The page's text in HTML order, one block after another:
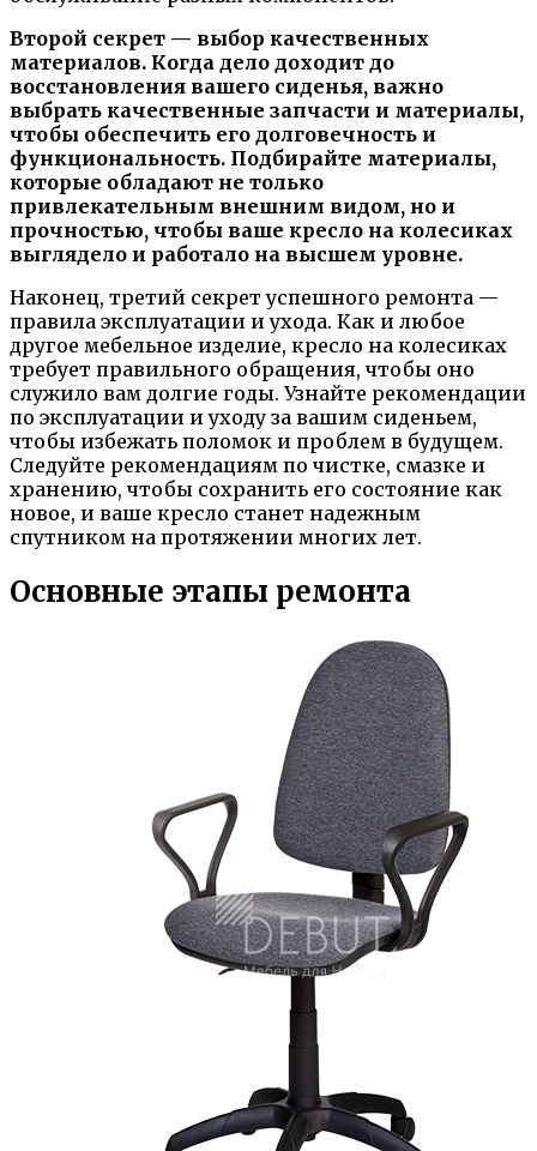
Второй секрет — выбор качественных
материалов. Когда дело доходит до
восстановления вашего сиденья, важно
выбрать качественные запчасти и материалы,
чтобы обеспечить его долговечность и
функциональность. Подбирайте материалы,
которые обладают не только
привлекательным внешним видом, но и
прочностью, чтобы ваше кресло на колесиках
выглядело и работало на высшем уровне.
Наконец, третий секрет успешного ремонта —
правила эксплуатации и ухода. Как и любое
другое мебельное изделие, кресло на колесиках
требует правильного обращения, чтобы оно
служило вам долгие годы. Узнайте рекомендации
по эксплуатации и уходу за вашим сиденьем,
чтобы избежать поломок и проблем в будущем.
Следуйте рекомендациям по чистке, смазке и
хранению, чтобы сохранить его состояние как
новое, и ваше кресло станет надежным
спутником на протяжении многих лет.
Основные этапы ремонта